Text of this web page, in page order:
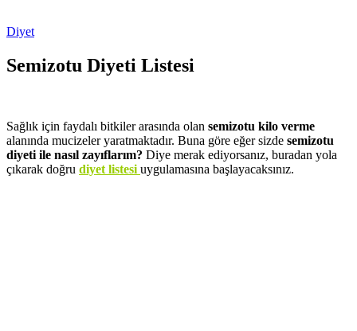
Diyet
Semizotu Diyeti Listesi
Sağlık için faydalı bitkiler arasında olan semizotu kilo verme
alanında mucizeler yaratmaktadır. Buna göre eğer sizde semizotu
diyeti ile nasıl zayıflarım? Diye merak ediyorsanız, buradan yola
çıkarak doğru diyet listesi uygulamasına başlayacaksınız.